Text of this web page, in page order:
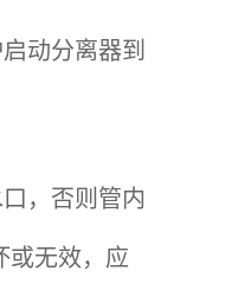
动分离器到
，否则管内
无效，应